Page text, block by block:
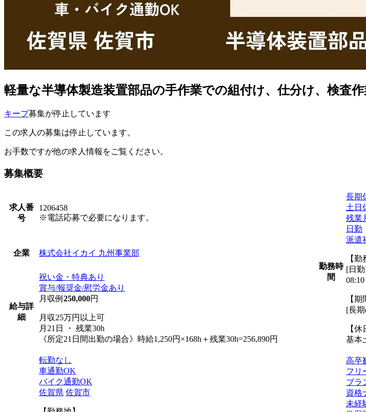
軽量な半導体製造装置部品の手作業での組付け、仕分け、検査作
キープ募集が停止しています
この求人の募集は停止しています。
お手数ですが他の求人情報をご覧ください。
募集概要
求人番
号
1206458
※電話応募で必要になります。
企業 株式会社イカイ 九州事業部
給与詳
細
祝い金・特典あり
賞与/報奨金/慰労金あり
月収例 250,000円
月収25万円以上可
月21日 ・ 残業30h
《所定21日間出勤の場合》時給1,250円×168h＋残業30h=256,890円
転勤なし
車通勤OK
バイク通勤OK
佐賀県 佐賀市
勤務時
間
長期
土日
残業
日勤
派遣
【勤
[日
【期
[長
【休
基本
高卒
フリ
ブラ
資格
未経